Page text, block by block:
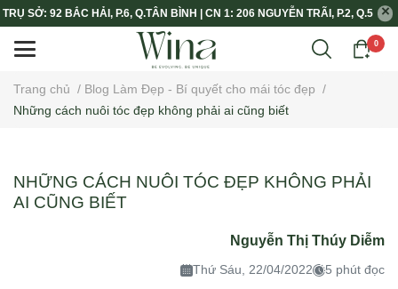
TRỤ SỞ: 92 BẮC HẢI, P.6, Q.TÂN BÌNH | CN 1: 206 NGUYỄN TRÃI, P.2, Q.5
0
Trang chủ / Blog Làm Đẹp - Bí quyết cho mái tóc đẹp /
Những cách nuôi tóc đẹp không phải ai cũng biết
NHỮNG CÁCH NUÔI TÓC ĐẸP KHÔNG PHẢI
AI CŨNG BIẾT
Nguyễn Thị Thúy Diễm
Thứ Sáu, 22/04/2022 5 phút đọc